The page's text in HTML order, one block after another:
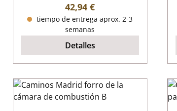
Precio normal:
42,94 €
tiempo de entrega aprox. 2-3
semanas
Detalles